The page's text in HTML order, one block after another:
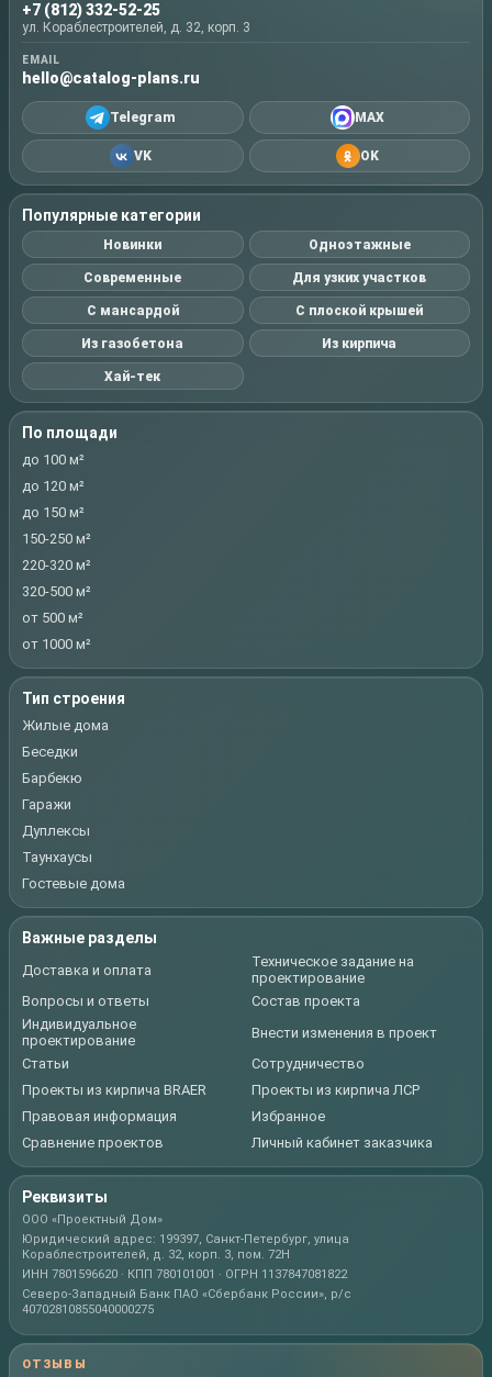
+7 (812) 332-52-25
ул. Кораблестроителей, д. 32, корп. 3
EMAIL
hello@catalog-plans.ru
Telegram MAX
VK OK
Популярные категории
Новинки Одноэтажные
Современные Для узких участков
С мансардой С плоской крышей
Из газобетона Из кирпича
Хай-тек
По площади
до 100 м²
до 120 м²
до 150 м²
150-250 м²
220-320 м²
320-500 м²
от 500 м²
от 1000 м²
Тип строения
Жилые дома
Беседки
Барбекю
Гаражи
Дуплексы
Таунхаусы
Гостевые дома
Важные разделы
Доставка и оплата
Техническое задание на
проектирование
Вопросы и ответы
Состав проекта
Индивидуальное
проектирование
Внести изменения в проект
Статьи
Сотрудничество
Проекты из кирпича BRAER
Проекты из кирпича ЛСР
Правовая информация
Избранное
Сравнение проектов
Личный кабинет заказчика
Реквизиты
ООО «Проектный Дом»
Юридический адрес: 199397, Санкт-Петербург, улица
Кораблестроителей, д. 32, корп. 3, пом. 72Н
ИНН 7801596620 · КПП 780101001 · ОГРН 1137847081822
Северо-Западный Банк ПАО «Сбербанк России», р/с
40702810855040000275
ОТЗЫВЫ